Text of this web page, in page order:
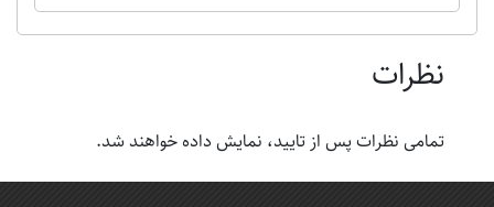
نظرات
تمامی نظرات پس از تایید، نمایش داده خواهند شد.